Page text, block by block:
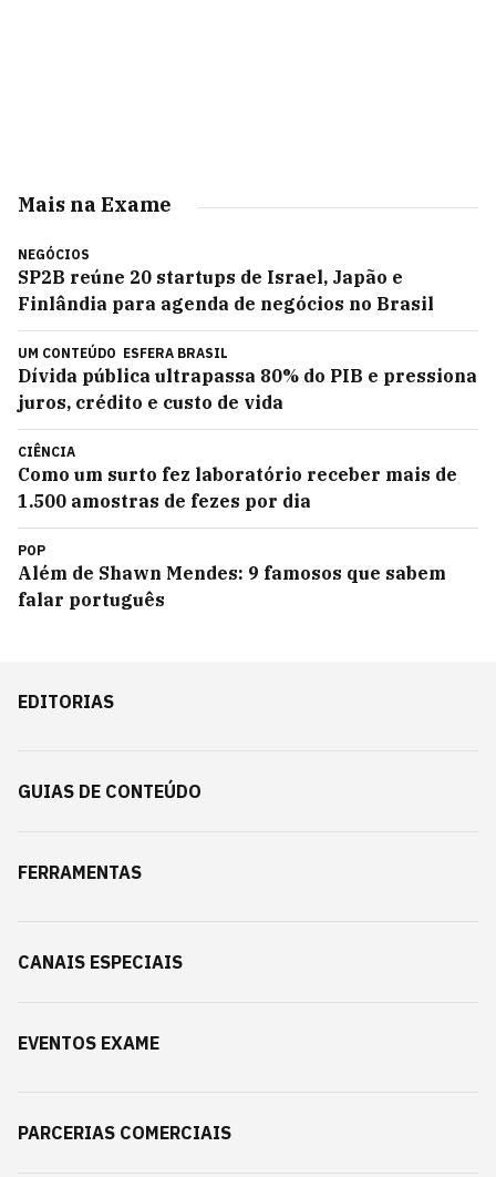
Mais na Exame
NEGÓCIOS
SP2B reúne 20 startups de Israel, Japão e
Finlândia para agenda de negócios no Brasil
UM CONTEÚDO ESFERA BRASIL
Dívida pública ultrapassa 80% do PIB e pressiona
juros, crédito e custo de vida
CIÊNCIA
Como um surto fez laboratório receber mais de
1.500 amostras de fezes por dia
POP
Além de Shawn Mendes: 9 famosos que sabem
falar português
EDITORIAS
GUIAS DE CONTEÚDO
FERRAMENTAS
CANAIS ESPECIAIS
EVENTOS EXAME
PARCERIAS COMERCIAIS